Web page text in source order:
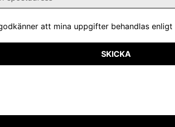
att mina uppgifter behandlas enligt
SKICKA